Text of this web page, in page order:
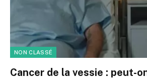
NON CLASSÉ
Cancer de la vessie : peut-